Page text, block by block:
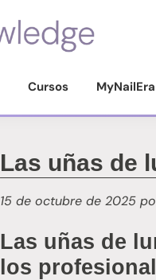
Cursos MyNailEra
Las uñas de
15 de octubre de 2025
Las uñas de
los